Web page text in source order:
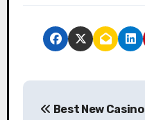
P
Best New Casino